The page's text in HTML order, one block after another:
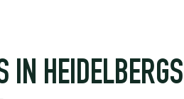
IN HEIDELBERGS